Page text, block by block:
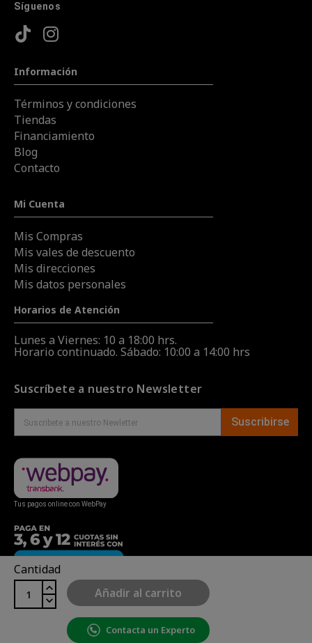
Cantidad
Añadir al carrito
Contacta un Experto
Síguenos
Información
Términos y condiciones
Tiendas
Financiamiento
Blog
Contacto
Mi Cuenta
Mis Compras
Mis vales de descuento
Mis direcciones
Mis datos personales
Horarios de Atención
Lunes a Viernes: 10 a 18:00 hrs.
Horario continuado. Sábado: 10:00 a 14:00 hrs
Suscríbete a nuestro Newsletter
Suscribirse
Tus pagos online con WebPay